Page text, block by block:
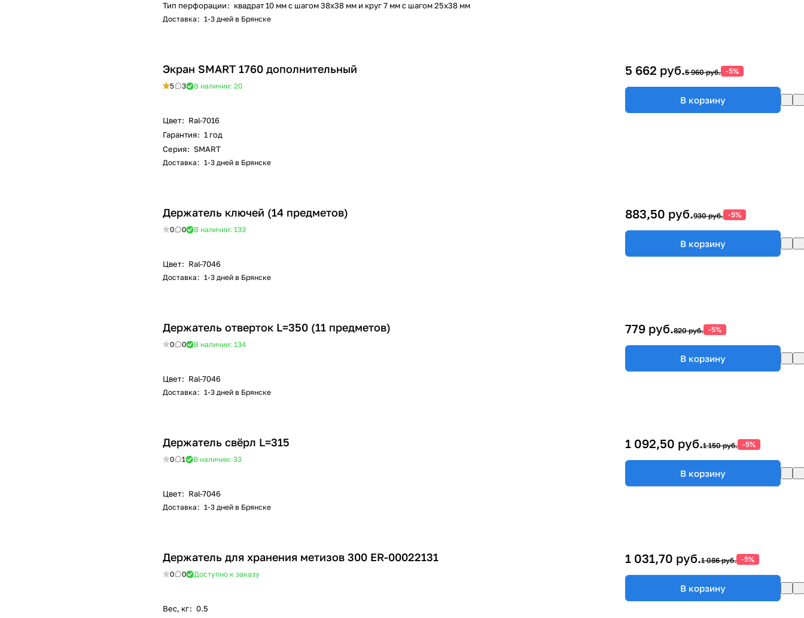
Тип перфорации: квадрат 10 мм c шагом 38х38 мм и круг 7 мм с шагом 25х38 мм
Доставка : 1-3 дней в Брянске
Экран SMART 1760 дополнительный
5 3 В наличии: 20
Цвет: Ral-7016
Гарантия: 1 год
Серия: SMART
Доставка : 1-3 дней в Брянске
5 662 руб.5 960 руб. -5%
В корзину
Держатель ключей (14 предметов)
0 0 В наличии: 133
Цвет: Ral-7046
Доставка : 1-3 дней в Брянске
883,50 руб.930 руб. -5%
В корзину
Держатель отверток L=350 (11 предметов)
0 0 В наличии: 134
Цвет: Ral-7046
Доставка : 1-3 дней в Брянске
779 руб.820 руб. -5%
В корзину
Держатель свёрл L=315
0 1 В наличии: 33
Цвет: Ral-7046
Доставка : 1-3 дней в Брянске
1 092,50 руб.1 150 руб. -5%
В корзину
Держатель для хранения метизов 300 ER-00022131
0 0 Доступно к заказу
Вес, кг: 0.5
1 031,70 руб.1 086 руб. -5%
В корзину